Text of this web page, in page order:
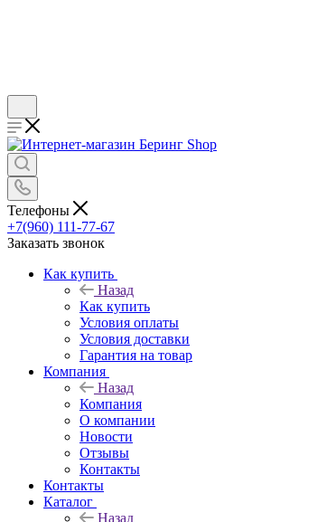
Телефоны
+7(960) 111-77-67
Заказать звонок
Как купить
Назад
Как купить
Условия оплаты
Условия доставки
Гарантия на товар
Компания
Назад
Компания
О компании
Новости
Отзывы
Контакты
Контакты
Каталог
Назад